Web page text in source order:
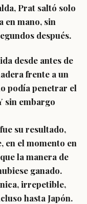
Prat saltó solo
en mano, sin
después.
desde antes de
frente a un
podía penetrar el
sin embargo
su resultado,
en el momento en
la manera de
ganado.
irrepetible,
hasta Japón.